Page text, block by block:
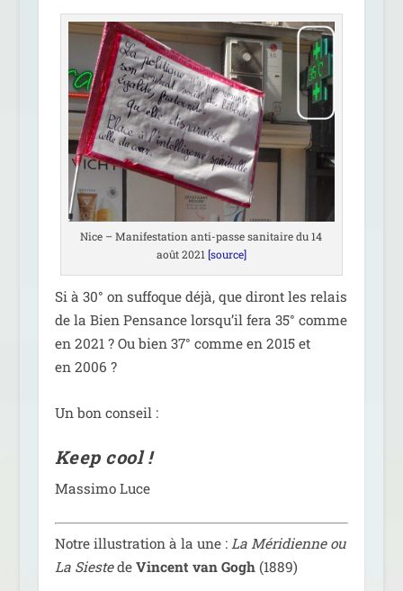
Nice – Manifestation anti-passe sani­taire du 14
août 2021 [source]
Si à 30° on suf­foque déjà, que diront les relais
de la Bien Pensance lors­qu’il fera 35° comme
en 2021 ? Ou bien 37° comme en 2015 et
en 2006 ?
Un bon conseil :
Keep cool !
Massimo Luce
Notre illus­tra­tion à la une : La Méridienne ou
La Siestede Vincent van Gogh(1889)